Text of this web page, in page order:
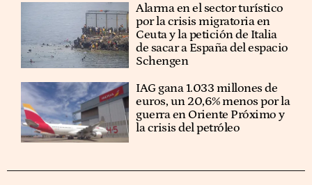
Alarma en el sector turístico
por la crisis migratoria en
Ceuta y la petición de Italia
de sacar a España del espacio
Schengen
IAG gana 1.033 millones de
euros, un 20,6% menos por la
guerra en Oriente Próximo y
la crisis del petróleo